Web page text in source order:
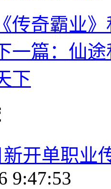
传奇霸业
一篇：仙
下
新开单职业
9:47:53